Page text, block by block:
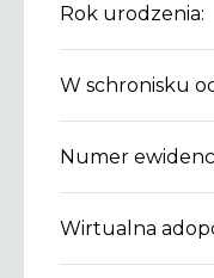
Rok urodzenia:
W schronisku
Numer
Wirtualna